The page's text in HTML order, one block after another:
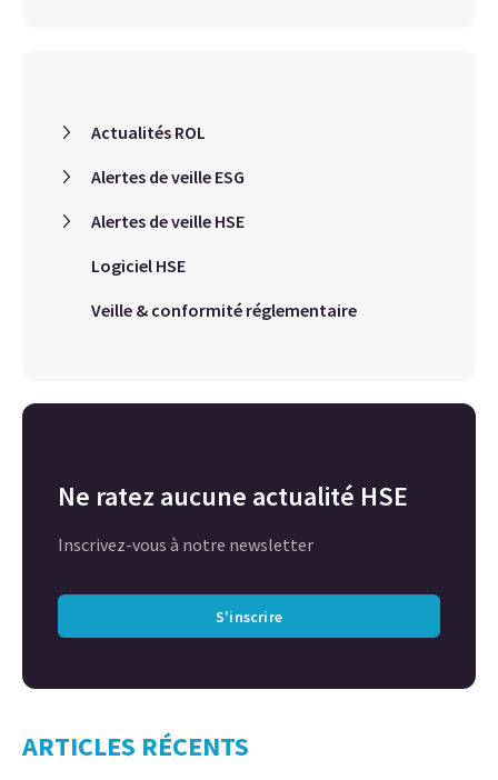
Actualités ROL
Alertes de veille ESG
Alertes de veille HSE
Logiciel HSE
Veille & conformité réglementaire
Ne ratez aucune actualité HSE
Inscrivez-vous à notre newsletter
S'inscrire
ARTICLES RÉCENTS